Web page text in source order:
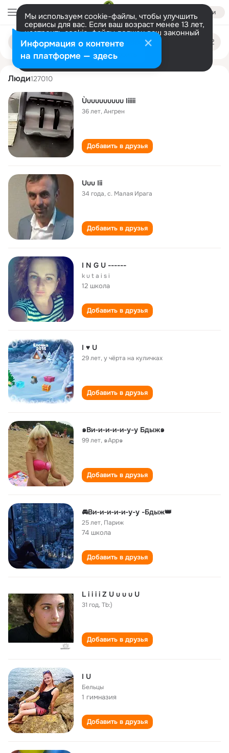
Войти
Мы используем cookie-файлы, чтобы улучшить
сервисы для вас. Если ваш возраст менее 13 лет,
настроить cookie-файлы должен ваш законный
представитель. Больше информации
Разрешить все Настроить
Поиск
людям
uuu iii
Люди127010
Ùuuuuuuuuu Iiiiii
36 лет,Ангрен
Добавить в друзья
Uuu Iii
34 года,с. Малая Ирага
Добавить в друзья
I N G U ------
k u t a i s i
12 школа
Добавить в друзья
I ♥ U
29 лет,у чёрта на куличках
Добавить в друзья
๑Ви-и-и-и-и-у-у Бдыж๑
99 лет, ๑Арр๑
Добавить в друзья
🚘Ви-и-и-и-и-у-у -Бдыж👑
25 лет, Париж
74 школа
Добавить в друзья
L i i i i Z U u u u U
31 год,Tb:)
Добавить в друзья
I U
Бельцы
1 гимназия
Добавить в друзья
Информация о контенте
на платформе — здесь